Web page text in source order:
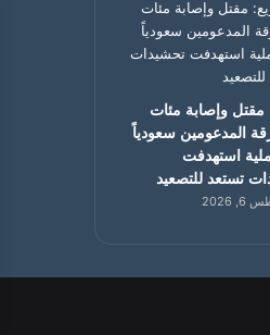
وإصابة مئات
المدعومين سعودياً
استهدفت
تستعد للتصعيد
2026